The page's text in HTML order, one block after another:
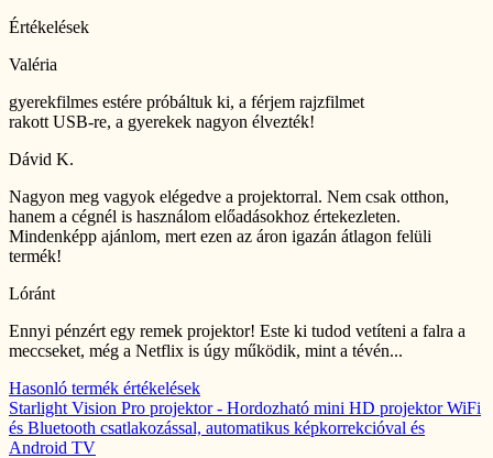
Értékelések
Valéria
gyerekfilmes estére próbáltuk ki, a férjem rajzfilmet
rakott USB-re, a gyerekek nagyon élvezték!
Dávid K.
Nagyon meg vagyok elégedve a projektorral. Nem csak otthon,
hanem a cégnél is használom előadásokhoz értekezleten.
Mindenképp ajánlom, mert ezen az áron igazán átlagon felüli
termék!
Lóránt
Ennyi pénzért egy remek projektor! Este ki tudod vetíteni a falra a
meccseket, még a Netflix is ​​úgy működik, mint a tévén...
Hasonló termék értékelések
Starlight Vision Pro projektor - Hordozható mini HD projektor WiFi
és Bluetooth csatlakozással, automatikus képkorrekcióval és
Android TV